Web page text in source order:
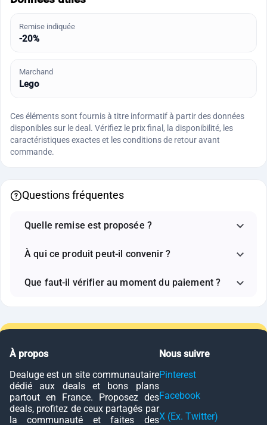
Remise indiquée
-20%
Marchand
Lego
Ces éléments sont fournis à titre informatif à partir des données
disponibles sur le deal. Vérifiez le prix final, la disponibilité, les
caractéristiques exactes et les conditions de retour avant
commande.
Questions fréquentes
Quelle remise est proposée ?
À qui ce produit peut-il convenir ?
Que faut-il vérifier au moment du paiement ?
À propos
Dealuge est un site communautaire
dédié aux deals et bons plans
partout en France. Proposez des
deals, profitez de ceux partagés par
la communauté et faites des
Nous suivre
Pinterest
Facebook
X (Ex. Twitter)